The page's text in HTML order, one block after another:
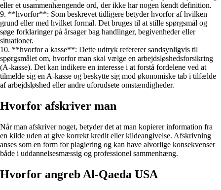
eller et usammenhængende ord, der ikke har nogen kendt definition.
9. **hvorfor**: Som beskrevet tidligere betyder hvorfor af hvilken
grund eller med hvilket formål. Det bruges til at stille spørgsmål og
søge forklaringer på årsager bag handlinger, begivenheder eller
situationer.
10. **hvorfor a kasse**: Dette udtryk refererer sandsynligvis til
spørgsmålet om, hvorfor man skal vælge en arbejdsløshedsforsikring
(A-kasse). Det kan indikere en interesse i at forstå fordelene ved at
tilmelde sig en A-kasse og beskytte sig mod økonomiske tab i tilfælde
af arbejdsløshed eller andre uforudsete omstændigheder.
Hvorfor afskriver man
Når man afskriver noget, betyder det at man kopierer information fra
en kilde uden at give korrekt kredit eller kildeangivelse. Afskrivning
anses som en form for plagiering og kan have alvorlige konsekvenser
både i uddannelsesmæssig og professionel sammenhæng.
Hvorfor angreb Al-Qaeda USA